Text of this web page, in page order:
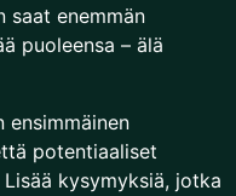
saat enemmän
puoleensa – älä
potentiaaliset
kysymyksiä, jotka